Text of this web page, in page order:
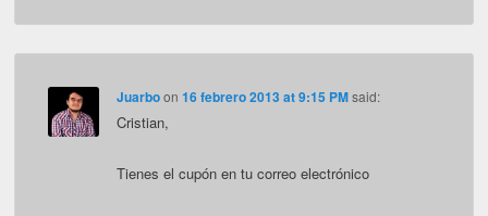
Juarboon 16 febrero 2013 at 9:15 PM said:
Cristian,
Tienes el cupón en tu correo electrónico